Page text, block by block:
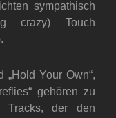
crazy) Touch
„Hold Your Own“,
gehören zu
Tracks, der den